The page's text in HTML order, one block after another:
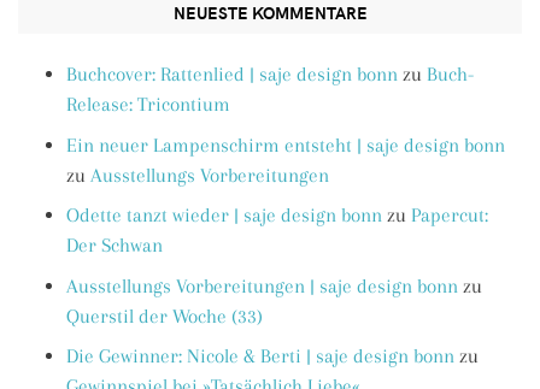
NEUESTE KOMMENTARE
Buchcover: Rattenlied | saje design bonn zu Buch-
Release: Tricontium
Ein neuer Lampenschirm entsteht | saje design bonn
zu Ausstellungs Vorbereitungen
Odette tanzt wieder | saje design bonn zu Papercut:
Der Schwan
Ausstellungs Vorbereitungen | saje design bonn zu
Querstil der Woche (33)
Die Gewinner: Nicole & Berti | saje design bonn zu